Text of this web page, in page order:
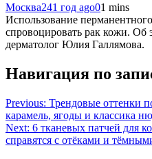
Москва241 год ago01 mins
Использование
спровоцировать рак кожи. Об
дерматолог Юлия Галлямова.
Навигация по
Previous: Трендовые оттенки
карамель, ягоды и классика
Next: 6 тканевых патчей для
справятся с отёками и